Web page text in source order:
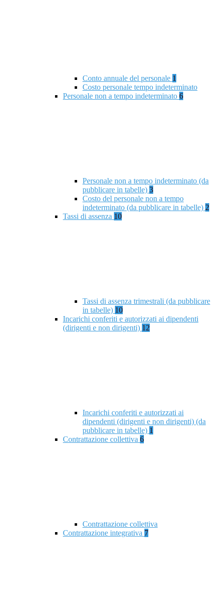
Conto annuale del personale 1
Costo personale tempo indeterminato
Personale non a tempo indeterminato 6
Personale non a tempo indeterminato (da
pubblicare in tabelle) 3
Costo del personale non a tempo
indeterminato (da pubblicare in tabelle) 2
Tassi di assenza 10
Tassi di assenza trimestrali (da pubblicare
in tabelle) 10
Incarichi conferiti e autorizzati ai dipendenti
(dirigenti e non dirigenti) 12
Incarichi conferiti e autorizzati ai
dipendenti (dirigenti e non dirigenti) (da
pubblicare in tabelle) 1
Contrattazione collettiva 6
Contrattazione collettiva
Contrattazione integrativa 7